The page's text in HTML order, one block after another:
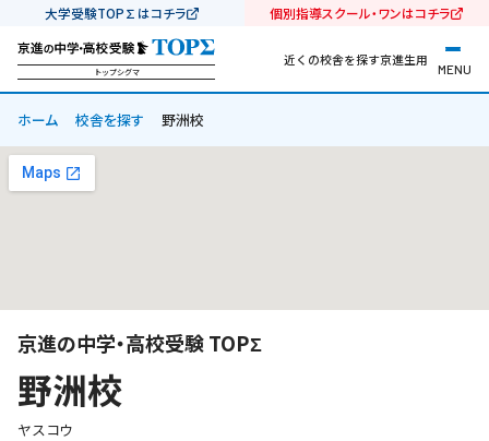
大学受験TOP∑はコチラ 個別指導スクール・ワンはコチラ
トップシグマ
近くの校舎を探す京進生用
MENU
ホーム 校舎を探す 野洲校
京進の中学・高校受験 TOPΣ
野洲校
ヤスコウ